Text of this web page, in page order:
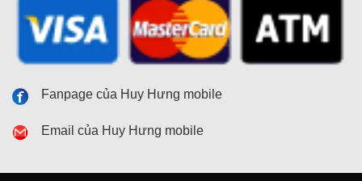
Fanpage của Huy Hưng mobile
Email của Huy Hưng mobile